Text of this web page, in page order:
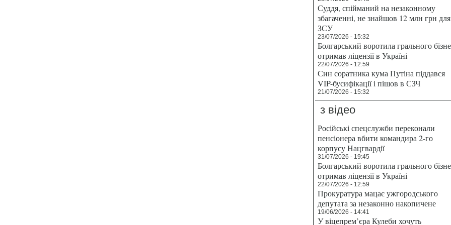
Суддя, спійманий на незаконному
збагаченні, не знайшов 12 млн грн для
ЗСУ
23/07/2026 - 15:32
Болгарський воротила грального
отримав ліцензії в Україні
22/07/2026 - 12:59
Син соратника кума Путіна піддався
VIP-бусифікації і пішов в СЗЧ
21/07/2026 - 15:32
з відео
Російські спецслужби переконали
пенсіонера вбити командира 2-го
корпусу Нацгвардії
31/07/2026 - 19:45
Болгарський воротила грального
отримав ліцензії в Україні
22/07/2026 - 12:59
Прокуратура мацає ужгородського
депутата за незаконно накопичене
19/06/2026 - 14:41
У віцепрем’єра Кулеби хочуть